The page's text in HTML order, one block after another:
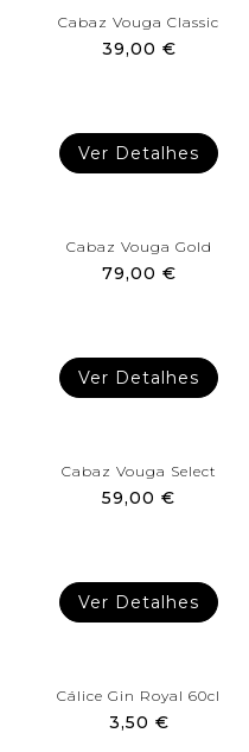
Cabaz Vouga Classic
39,00 €
Ver Detalhes
Cabaz Vouga Gold
79,00 €
Ver Detalhes
Cabaz Vouga Select
59,00 €
Ver Detalhes
Cálice Gin Royal 60cl
3,50 €